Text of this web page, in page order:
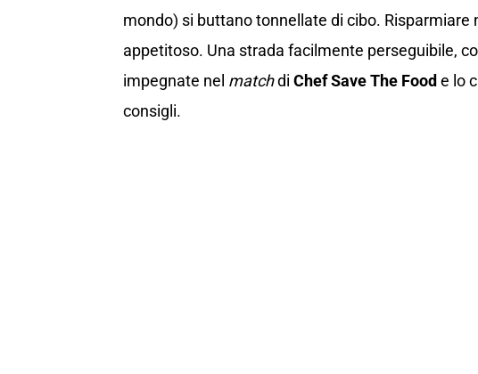
mondo) si buttano tonnellate di cibo. Risparmiare
appetitoso. Una strada facilmente perseguibile,
impegnate nel matchdi Chef Save The Food e lo
consigli.